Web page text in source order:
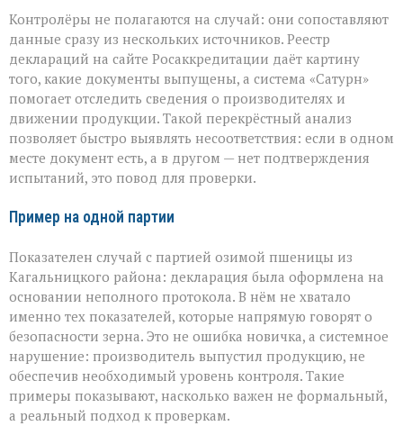
Контролёры не полагаются на случай: они сопоставляют
данные сразу из нескольких источников. Реестр
деклараций на сайте Росаккредитации даёт картину
того, какие документы выпущены, а система «Сатурн»
помогает отследить сведения о производителях и
движении продукции. Такой перекрёстный анализ
позволяет быстро выявлять несоответствия: если в одном
месте документ есть, а в другом — нет подтверждения
испытаний, это повод для проверки.
Пример на одной партии
Показателен случай с партией озимой пшеницы из
Кагальницкого района: декларация была оформлена на
основании неполного протокола. В нём не хватало
именно тех показателей, которые напрямую говорят о
безопасности зерна. Это не ошибка новичка, а системное
нарушение: производитель выпустил продукцию, не
обеспечив необходимый уровень контроля. Такие
примеры показывают, насколько важен не формальный,
а реальный подход к проверкам.